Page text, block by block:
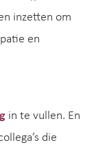
inzetten om
en
in te vullen. En
die